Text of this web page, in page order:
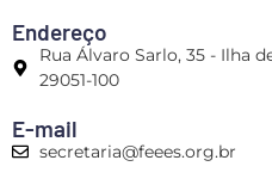
Endereço
Rua Álvaro Sarlo, 35 - Ilha
29051-100
E-mail
secretaria@feees.org.br